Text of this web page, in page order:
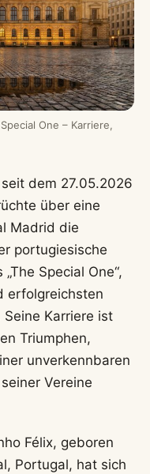
One – Karriere,
dem 27.05.2026
über eine
Madrid die
portugiesische
Special One“,
erfolgreichsten
Karriere ist
Triumphen,
unverkennbaren
Vereine
Félix, geboren
Portugal, hat sich